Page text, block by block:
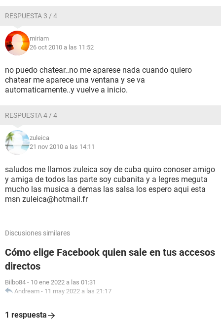
RESPUESTA 3 / 4
miriam
26 oct 2010 a las 11:52
no puedo chatear..no me aparese nada cuando quiero
chatear me aparece una ventana y se va
automaticamente..y vuelve a inicio.
RESPUESTA 4 / 4
zuleica
21 nov 2010 a las 14:11
saludos me llamos zuleica soy de cuba quiro conoser amigo
y amiga de todos las parte soy cubanita y a legres meguta
mucho las musica a demas las salsa los espero aqui esta
msn zuleica@hotmail.fr
Discusiones similares
Cómo elige Facebook quien sale en tus accesos
directos
Bilbo84 - 10 ene 2022 a las 01:31
Andream - 11 may 2022 a las 21:17
1 respuesta